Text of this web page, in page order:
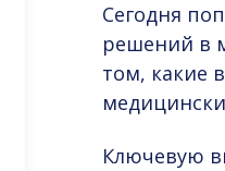
Сегодня
решений в
том, какие
Ключевую